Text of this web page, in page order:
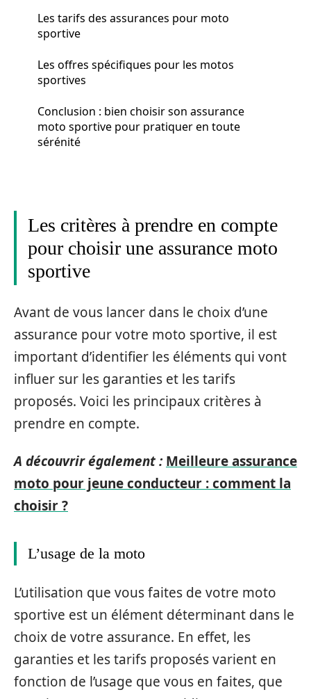
Les tarifs des assurances pour moto
sportive
Les offres spécifiques pour les motos
sportives
Conclusion : bien choisir son assurance
moto sportive pour pratiquer en toute
sérénité
Les critères à prendre en compte
pour choisir une assurance moto
sportive
Avant de vous lancer dans le choix d’une
assurance pour votre moto sportive, il est
important d’identifier les éléments qui vont
influer sur les garanties et les tarifs
proposés. Voici les principaux critères à
prendre en compte.
A découvrir également : Meilleure assurance
moto pour jeune conducteur : comment la
choisir ?
L’usage de la moto
L’utilisation que vous faites de votre moto
sportive est un élément déterminant dans le
choix de votre assurance. En effet, les
garanties et les tarifs proposés varient en
fonction de l’usage que vous en faites, que